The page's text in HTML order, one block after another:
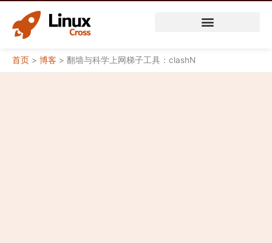
首页 > 博客 > 翻墙与科学上网梯子工具：clashN